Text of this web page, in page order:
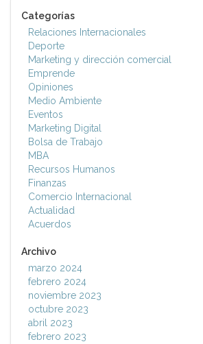
Categorías
Relaciones Internacionales
Deporte
Marketing y dirección comercial
Emprende
Opiniones
Medio Ambiente
Eventos
Marketing Digital
Bolsa de Trabajo
MBA
Recursos Humanos
Finanzas
Comercio Internacional
Actualidad
Acuerdos
Archivo
marzo 2024
febrero 2024
noviembre 2023
octubre 2023
abril 2023
febrero 2023